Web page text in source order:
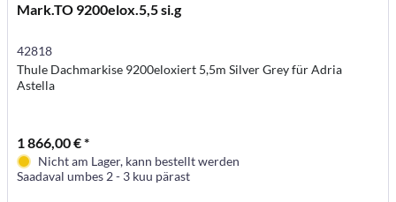
Mark.TO 9200elox.5,5 si.g
42818
Thule Dachmarkise 9200eloxiert 5,5m Silver Grey für Adria
Astella
1 866,00 € *
Nicht am Lager, kann bestellt werden
Saadaval umbes 2 - 3 kuu pärast